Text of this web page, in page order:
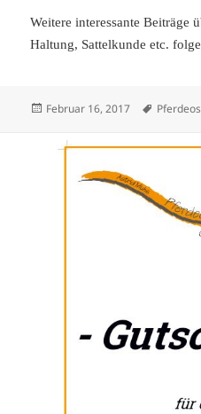
Weitere interessante Beiträge
Haltung, Sattelkunde etc.
Veröffentlicht
Februar 16, 2017